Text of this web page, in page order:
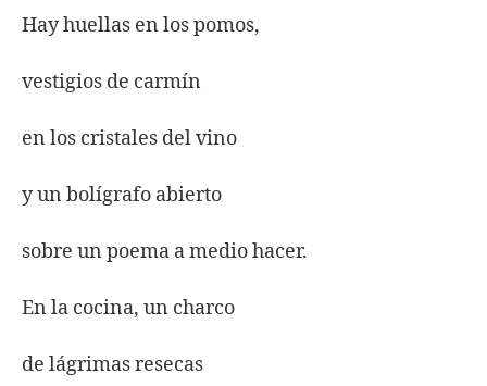
Hay huellas en los pomos,
vestigios de carmín
en los cristales del vino
y un bolígrafo abierto
sobre un poema a medio hacer.
En la cocina, un charco
de lágrimas resecas